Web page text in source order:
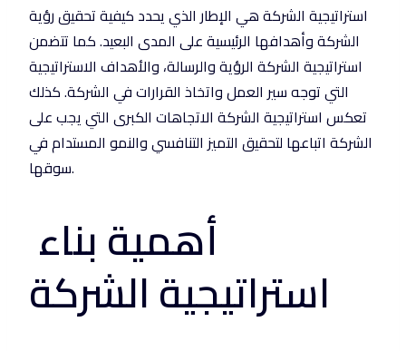
استراتيجية الشركة هي الإطار الذي يحدد كيفية تحقيق رؤية
الشركة وأهدافها الرئيسية على المدى البعيد. كما تتضمن
استراتيجية الشركة الرؤية والرسالة، والأهداف الاستراتيجية
التي توجه سير العمل واتخاذ القرارات في الشركة. كذلك
تعكس استراتيجية الشركة الاتجاهات الكبرى التي يجب على
الشركة اتباعها لتحقيق التميز التنافسي والنمو المستدام في
سوقها.
استراتيجية الشركة